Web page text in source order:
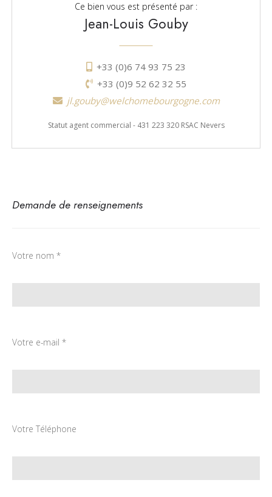
Ce bien vous est présenté par :
Jean-Louis Gouby
+33 (0)6 74 93 75 23
+33 (0)9 52 62 32 55
jl.gouby@welchomebourgogne.com
Statut agent commercial - 431 223 320 RSAC Nevers
Demande de renseignements
Votre nom *
Votre e-mail *
Votre Téléphone